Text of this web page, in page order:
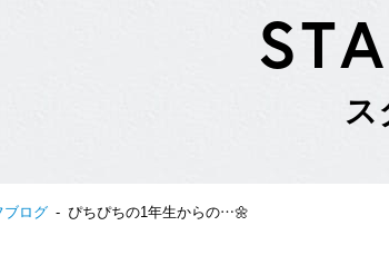
STA
ス
ブログ ぴちぴちの1年生からの…🌼